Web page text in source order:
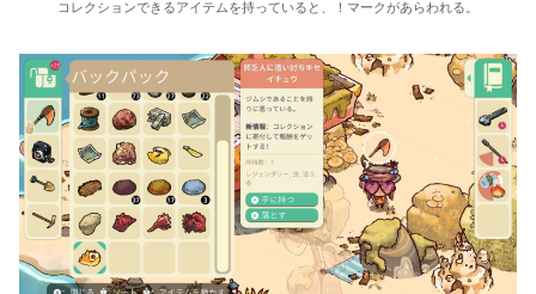
コレクションできるアイテムを持っていると、！マークがあらわれる。